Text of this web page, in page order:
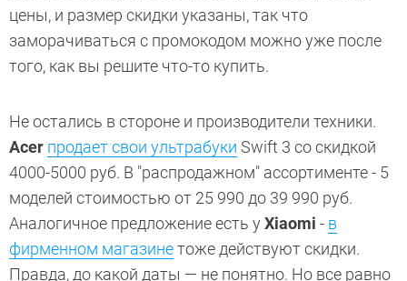
цены, и размер скидки указаны, так что
заморачиваться с промокодом можно уже после
того, как вы решите что-то купить.
Не остались в стороне и производители техники.
Acer продает свои ультрабуки Swift 3 со скидкой
4000-5000 руб. В "распродажном" ассортименте - 5
моделей стоимостью от 25 990 до 39 990 руб.
Аналогичное предложение есть уXiaomi - в
фирменном магазинетоже действуют скидки.
Правда, до какой даты — не понятно. Но все равно